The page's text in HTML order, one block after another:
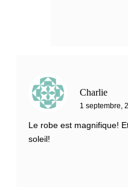
Charlie
1 septembre,
Le robe est magnifique!
soleil!